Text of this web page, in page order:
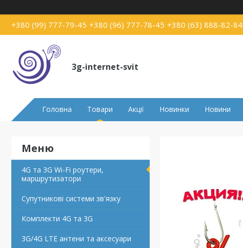
+380 (99) 777-79-45 +380 (96) 777-78-45 +380 (63) 888-82-84
3g-internet-svit
Головна Товари Акції Новинки Новини
4G та 3G Wi-Fi роутери,
маршрутизатори
Супутникові системи зв'язку
Комплекти 4G та 3G
3G/4G LTE антени та аксесуари